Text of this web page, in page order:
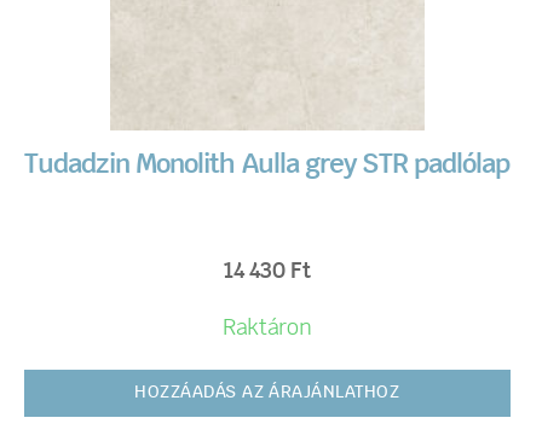
Tudadzin Monolith Aulla grey STR padlólap
14 430 Ft
Raktáron
HOZZÁADÁS AZ ÁRAJÁNLATHOZ